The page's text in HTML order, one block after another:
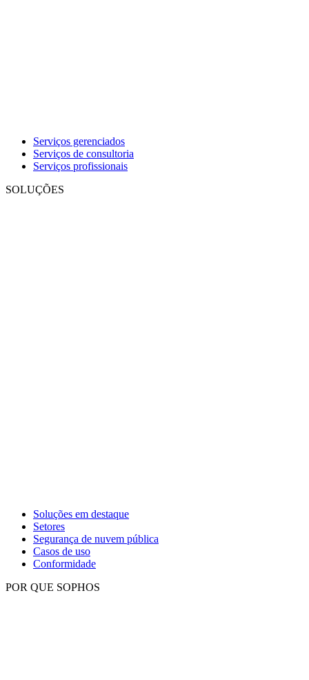
Serviços gerenciados
Serviços de consultoria
Serviços profissionais
SOLUÇÕES
Soluções em destaque
Setores
Segurança de nuvem pública
Casos de uso
Conformidade
POR QUE SOPHOS